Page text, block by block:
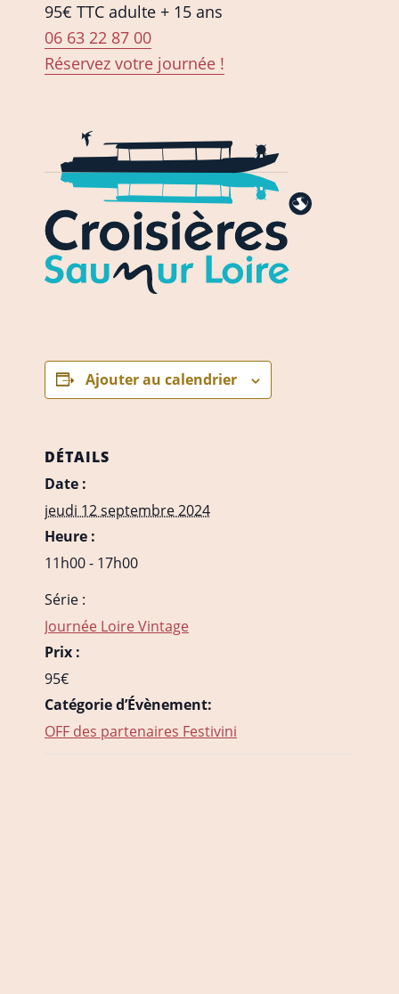
95€ TTC adulte + 15 ans
06 63 22 87 00
Réservez votre journée !
Ajouter au calendrier
DÉTAILS
Date :
jeudi 12 septembre 2024
Heure :
11h00 - 17h00
Série :
Journée Loire Vintage
Prix :
95€
Catégorie d’Évènement:
OFF des partenaires Festivini